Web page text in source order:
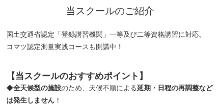
当スクールのご紹介
国土交通省認定「登録講習機関」一等及び二等資格講習に対応。
コマツ認定測量実践コースも開講中！
【当スクールのおすすめポイント 】
◆全天候型の施設のため、天候不順による延期・日程の再調整など
は発生しません ！